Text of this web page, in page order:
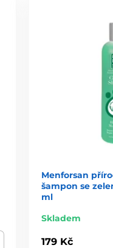
Menforsan
šampon se
ml
Skladem
179 Kč